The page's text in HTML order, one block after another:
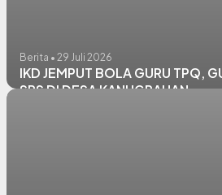
Berita • 29 Juli 2026
IKD JEMPUT BOLA GURU TPQ,
SPS DI DESA KANUGRAHAN